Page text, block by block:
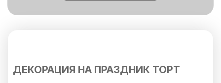
ДЕКОРАЦИЯ НА ПРАЗДНИК ТОРТ